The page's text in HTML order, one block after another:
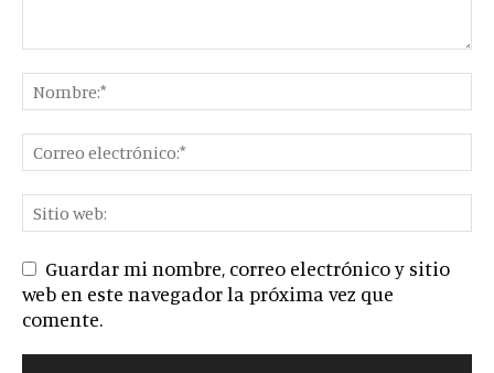
Guardar mi nombre, correo electrónico y sitio
web en este navegador la próxima vez que
comente.